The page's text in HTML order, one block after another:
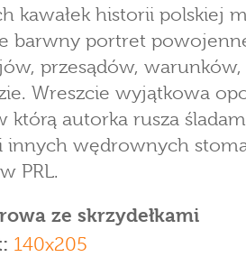
kawałek historii polskiej
barwny portret
przesądów,
Wreszcie wyjątkowa
którą autorka rusza
innych wędrownych
PRL.
ze skrzydełkami
140x205